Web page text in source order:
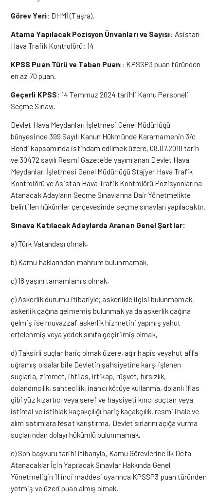
Görev Yeri: DHMİ (Taşra).
Atama Yapılacak Pozisyon Ünvanları ve Sayısı: Asistan
Hava Trafik Kontrolörü: 14
KPSS Puan Türü ve Taban Puanı: KPSSP3 puan türünden
en az 70 puan.
Geçerli KPSS: 14 Temmuz 2024 tarihli Kamu Personeli
Seçme Sınavı.
Devlet Hava Meydanları İşletmesi Genel Müdürlüğü
bünyesinde 399 Sayılı Kanun Hükmünde Kararnamenin 3/c
Bendi kapsamında istihdam edilmek üzere, 08.07.2018 tarih
ve 30472 sayılı Resmi Gazete’de yayımlanan Devlet Hava
Meydanları İşletmesi Genel Müdürlüğü Stajyer Hava Trafik
Kontrolörü ve Asistan Hava Trafik Kontrolörü Pozisyonlarına
Atanacak Adayların Seçme Sınavlarına Dair Yönetmelikte
belirtilen hükümler çerçevesinde seçme sınavları yapılacaktır.
Sınava Katılacak Adaylarda Aranan Genel Şartlar:
a) Türk Vatandaşı olmak,
b) Kamu haklarından mahrum bulunmamak,
c) 18 yaşını tamamlamış olmak,
ç) Askerlik durumu itibariyle; askerlikle ilgisi bulunmamak,
askerlik çağına gelmemiş bulunmak ya da askerlik çağına
gelmiş ise muvazzaf askerlik hizmetini yapmış yahut
ertelenmiş veya yedek sınıfa geçirilmiş olmak,
d) Taksirli suçlar hariç olmak üzere, ağır hapis veyahut affa
uğramış olsalar bile Devletin şahsiyetine karşı işlenen
suçlarla, zimmet, ihtilas, irtikap, rüşvet, hırsızlık,
dolandırıcılık, sahtecilik, inancı kötüye kullanma, dolanlı iflas
gibi yüz kızartıcı veya şeref ve haysiyeti kırıcı suçtan veya
istimal ve istihlak kaçakçılığı hariç kaçakçılık, resmi ihale ve
alım satımlara fesat karıştırma, Devlet sırlarını açığa vurma
suçlarından dolayı hükümlü bulunmamak,
e) Son başvuru tarihi itibarıyla, Kamu Görevlerine İlk Defa
Atanacaklar İçin Yapılacak Sınavlar Hakkında Genel
Yönetmeliğin 11 inci maddesi uyarınca KPSSP3 puan türünden
yetmiş ve üzeri puan almış olmak.